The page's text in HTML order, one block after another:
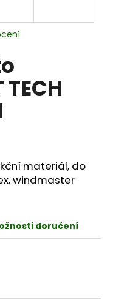
materiál, do
windmaster
doručení